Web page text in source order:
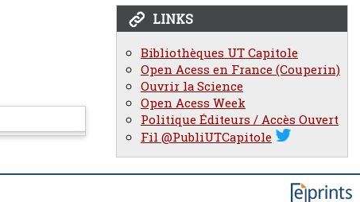
LINKS
Bibliothèques UT Capitole
Open Acess en France (Couperin)
Ouvrir la Science
Open Acess Week
Politique Éditeurs / Accès Ouvert
Fil @PubliUTCapitole